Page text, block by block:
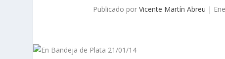
Publicado por Vicente Martín Abreu |